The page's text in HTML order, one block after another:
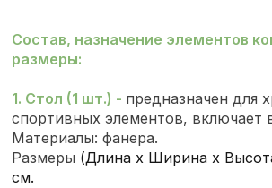
Состав, назначение элементов
размеры:
1. Стол (1 шт.) - предназначен для
спортивных элементов, включает
Материалы: фанера.
Размеры (Длина х Ширина х
см.